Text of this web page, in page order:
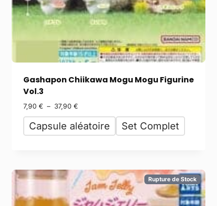
Gashapon Chiikawa Mogu Mogu Figurine
Vol.3
7,90 € – 37,90 €
Capsule aléatoire Set Complet
Rupture de Stock